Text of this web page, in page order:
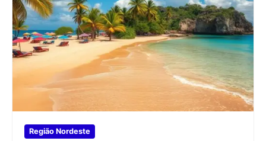
Região Nordeste